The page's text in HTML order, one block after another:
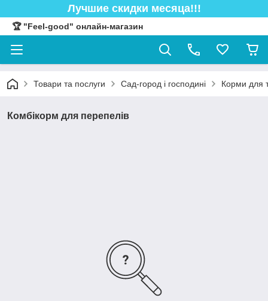
Лучшие скидки месяца!!!
🏆 "Feel-good" онлайн-магазин
Товари та послуги Сад-город і господині Корми для
Комбікорм для перепелів